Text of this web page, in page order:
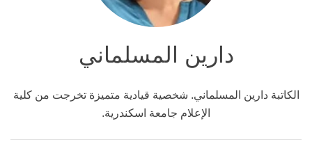
دارين المسلماني
الكاتبة دارين المسلماني. شخصية قيادية متميزة تخرجت من كلية
الإعلام جامعة اسكندرية.